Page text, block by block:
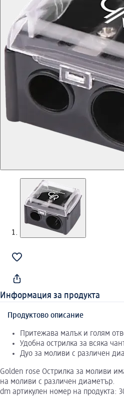
Информация за продукта
Продуктово описание
Притежава малък и голям
Удобна острилка за всяка
Дуо за моливи с различен
Golden rose Острилка за моливи
на моливи с различен диаметър.
dm артикулен номер на продукта: